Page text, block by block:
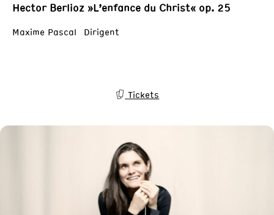
Hector Berlioz »L’enfance du Christ« op. 25
Maxime Pascal Dirigent
Tickets